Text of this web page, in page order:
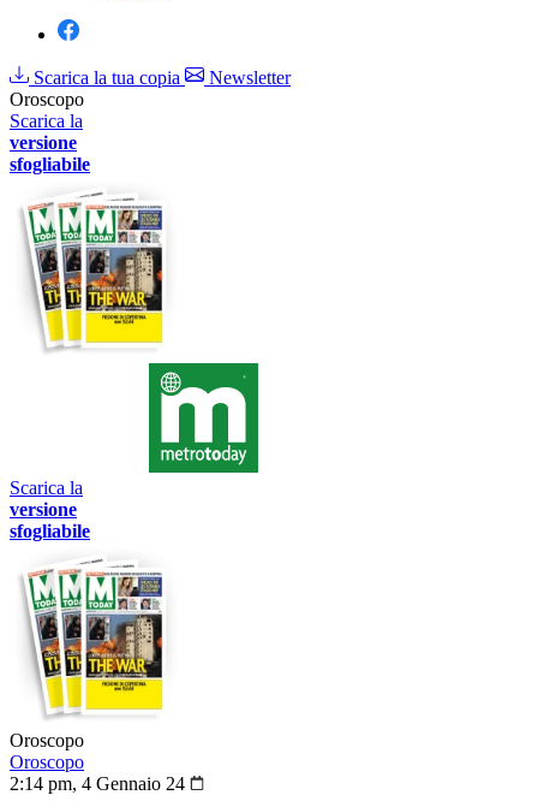
Scarica la tua copia
Newsletter
Oroscopo
Scarica la
versione
sfogliabile
Scarica la
versione
sfogliabile
Oroscopo
Oroscopo
2:14 pm, 4 Gennaio 24